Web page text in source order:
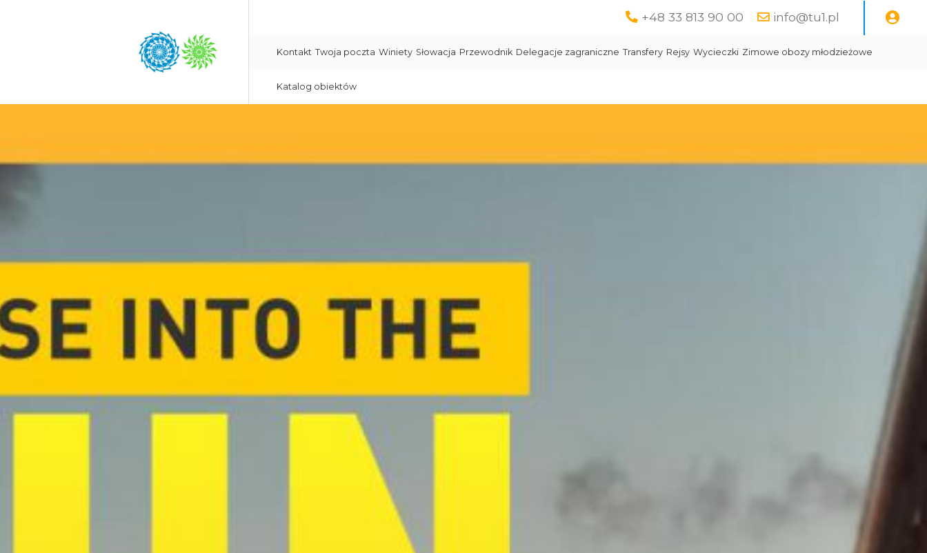
+48 33 813 90 00 info@tu1.pl
Kontakt Twoja poczta Winiety Słowacja Przewodnik Delegacje zagraniczne Transfery Rejsy Wycieczki Zimowe obozy młodzieżowe
Katalog obiektów